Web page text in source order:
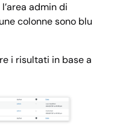
admin di
colonne sono blu
i risultati in base a